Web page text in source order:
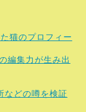
猫のプロフィー
編集力が生み出
などの噂を検証